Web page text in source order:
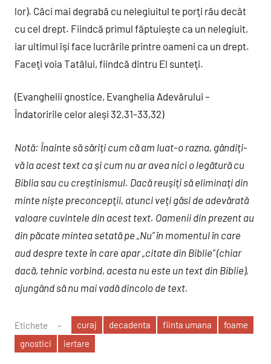
lor). Căci mai degrabă cu nelegiuitul te porţi rău decât
cu cel drept. Fiindcă primul făptuieşte ca un nelegiuit,
iar ultimul îşi face lucrările printre oameni ca un drept.
Faceţi voia Tatălui, fiindcă dintru El sunteţi.
(Evanghelii gnostice, Evanghelia Adevărului –
Îndatoririle celor aleşi 32,31-33,32)
Notă: Înainte să săriţi cum că am luat-o razna, gândiţi-
vă la acest text ca şi cum nu ar avea nici o legătură cu
Biblia sau cu creştinismul. Dacă reuşiţi să eliminaţi din
minte nişte preconcepţii, atunci veţi găsi de adevărată
valoare cuvintele din acest text. Oamenii din prezent au
din păcate mintea setată pe „Nu” în momentul în care
aud despre texte în care apar „citate din Biblie” (chiar
dacă, tehnic vorbind, acesta nu este un text din Biblie),
ajungând să nu mai vadă dincolo de text.
Etichete curaj decadenta fiinta umana
foame
gnostici
iertare